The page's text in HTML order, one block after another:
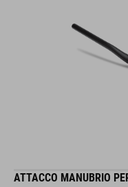
ATTACCO MANUBRIO